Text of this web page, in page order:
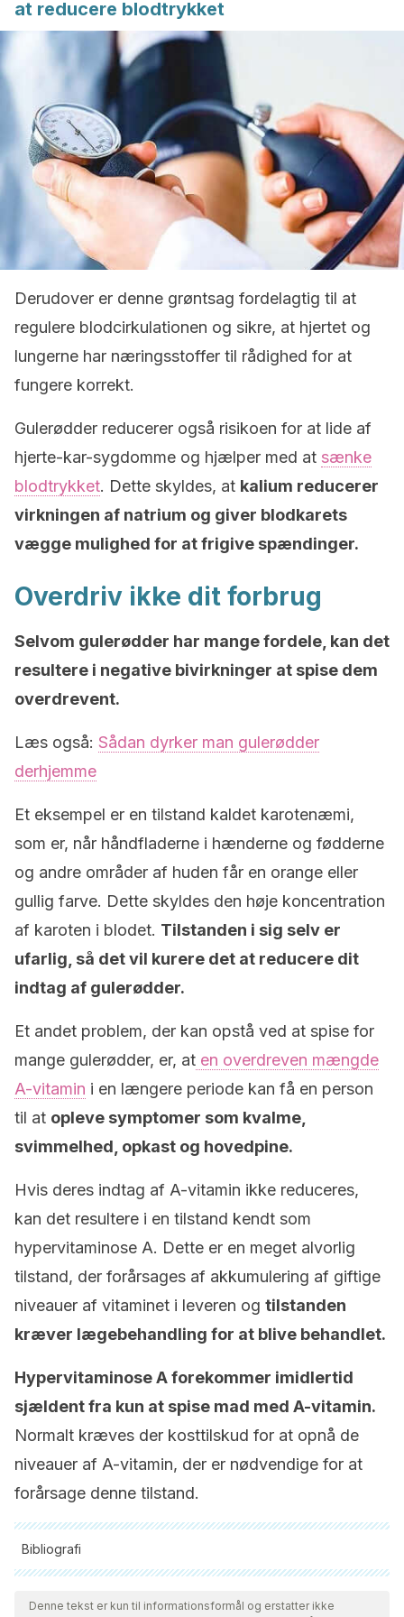
at reducere blodtrykket
Derudover er denne grøntsag fordelagtig til at
regulere blodcirkulationen og sikre, at hjertet og
lungerne har næringsstoffer til rådighed for at
fungere korrekt.
Gulerødder reducerer også risikoen for at lide af
hjerte-kar-sygdomme og hjælper med at sænke
blodtrykket. Dette skyldes, at kalium reducerer
virkningen af ​​natrium og giver blodkarets
vægge mulighed for at frigive spændinger.
Overdriv ikke dit forbrug
Selvom gulerødder har mange fordele, kan det
resultere i negative bivirkninger at spise dem
overdrevent.
Læs også: Sådan dyrker man gulerødder
derhjemme
Et eksempel er en tilstand kaldet karotenæmi,
som er, når håndfladerne i hænderne og fødderne
og andre områder af huden får en orange eller
gullig farve. Dette skyldes den høje koncentration
af karoten i blodet. Tilstanden i sig selv er
ufarlig, så det vil kurere det at reducere dit
indtag af gulerødder.
Et andet problem, der kan opstå ved at spise for
mange gulerødder, er, at en overdreven mængde
A-vitamin i en længere periode kan få en person
til at opleve symptomer som kvalme,
svimmelhed, opkast og hovedpine.
Hvis deres indtag af A-vitamin ikke reduceres,
kan det resultere i en tilstand kendt som
hypervitaminose A. Dette er en meget alvorlig
tilstand, der forårsages af akkumulering af giftige
niveauer af vitaminet i leveren og tilstanden
kræver lægebehandling for at blive behandlet.
Hypervitaminose A forekommer imidlertid
sjældent fra kun at spise mad med A-vitamin.
Normalt kræves der kosttilskud for at opnå de
niveauer af A-vitamin, der er nødvendige for at
forårsage denne tilstand.
Bibliografi
Alle citerede kilder blev grundigt gennemgået af vores team
for at sikre deres kvalitet, pålidelighed, aktualitet og validitet.
Denne tekst er kun til informationsformål og erstatter ikke